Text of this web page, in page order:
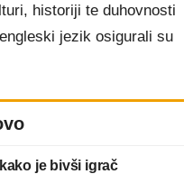
historiji te duhovnosti
jezik osigurali su
je bivši igrač